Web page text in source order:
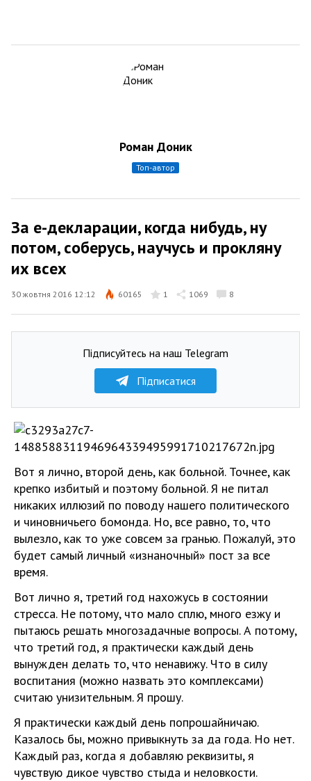
Роман Доник
топ-автор
За е-декларации, когда нибудь, ну
потом, соберусь, научусь и прокляну
их всех
30 жовтня 2016 12:12 60165 1 1069 8
Підписуйтесь на наш Telegram
Підписатися
Вот я лично, второй день, как больной. Точнее, как
крепко избитый и поэтому больной. Я не питал
никаких иллюзий по поводу нашего политического
и чиновничьего бомонда. Но, все равно, то, что
вылезло, как то уже совсем за гранью. Пожалуй, это
будет самый личный «изнаночный» пост за все
время.
Вот лично я, третий год нахожусь в состоянии
стресса. Не потому, что мало сплю, много езжу и
пытаюсь решать многозадачные вопросы. А потому,
что третий год, я практически каждый день
вынужден делать то, что ненавижу. Что в силу
воспитания (можно назвать это комплексами)
считаю унизительным. Я прошу.
Я практически каждый день попрошайничаю.
Казалось бы, можно привыкнуть за да года. Но нет.
Каждый раз, когда я добавляю реквизиты, я
чувствую дикое чувство стыда и неловкости.